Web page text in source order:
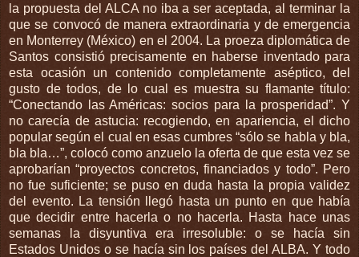
la propuesta del ALCA no iba a ser aceptada, al terminar la
que se convocó de manera extraordinaria y de emergencia
en Monterrey (México) en el 2004. La proeza diplomática de
Santos consistió precisamente en haberse inventado para
esta ocasión un contenido completamente aséptico, del
gusto de todos, de lo cual es muestra su flamante título:
“Conectando las Américas: socios para la prosperidad”. Y
no carecía de astucia: recogiendo, en apariencia, el dicho
popular según el cual en esas cumbres “sólo se habla y bla,
bla bla…”, colocó como anzuelo la oferta de que esta vez se
aprobarían “proyectos concretos, financiados y todo”. Pero
no fue suficiente; se puso en duda hasta la propia validez
del evento. La tensión llegó hasta un punto en que había
que decidir entre hacerla o no hacerla. Hasta hace unas
semanas la disyuntiva era irresoluble: o se hacía sin
Estados Unidos o se hacía sin los países del ALBA. Y todo